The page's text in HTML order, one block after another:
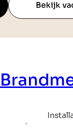
Bekijk